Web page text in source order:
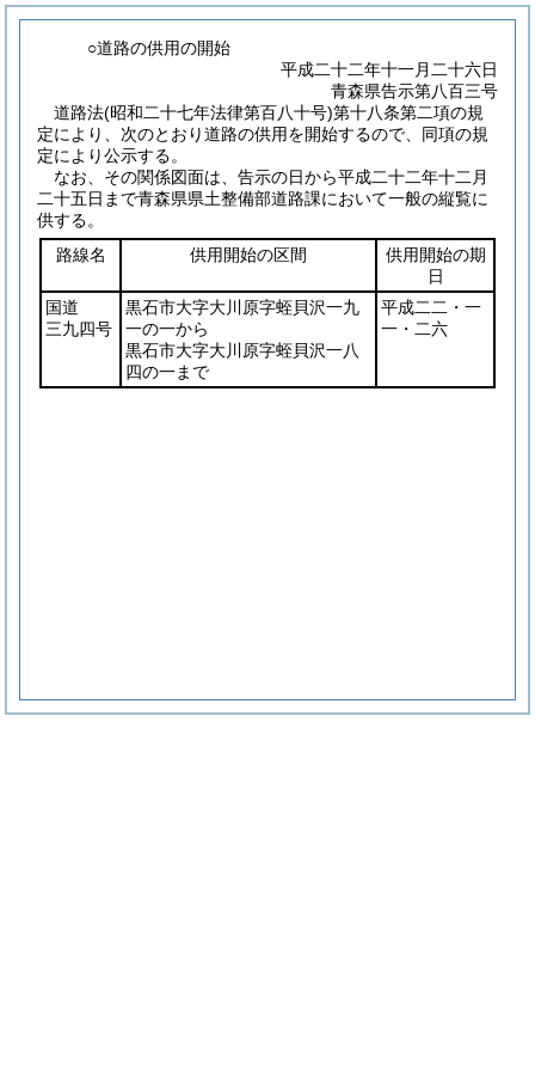
○道路の供用の開始
平成二十二年十一月二十六日
青森県告示第八百三号
道路法(昭和二十七年法律第百八十号)第十八条第二項の規
定により、次のとおり道路の供用を開始するので、同項の規
定により公示する。
なお、その関係図面は、告示の日から平成二十二年十二月
二十五日まで青森県県土整備部道路課において一般の縦覧に
供する。
路線名
供用開始の区間
供用開始の期
日
国道
三九四号
黒石市大字大川原字蛭貝沢一九
一の一から
黒石市大字大川原字蛭貝沢一八
四の一まで
平成二二・一
一・二六